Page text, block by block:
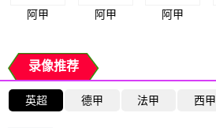
阿甲 阿甲 阿甲
录像推荐
英超 德甲 法甲 西甲